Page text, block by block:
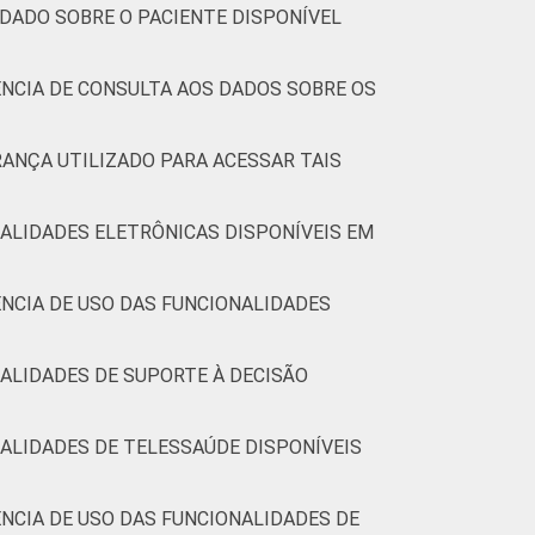
SOBRE O PACIENTE DISPONÍVEL
DE CONSULTA AOS DADOS SOBRE OS
UTILIZADO PARA ACESSAR TAIS
ELETRÔNICAS DISPONÍVEIS EM
DE USO DAS FUNCIONALIDADES
DE SUPORTE À DECISÃO
DE TELESSAÚDE DISPONÍVEIS
DE USO DAS FUNCIONALIDADES DE